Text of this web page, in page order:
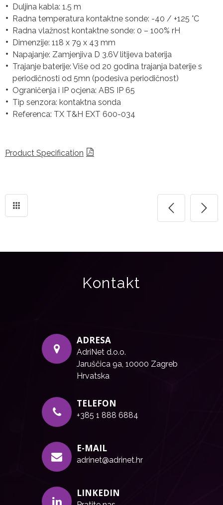
Duljina kabla: 1.5 m
Radna temperatura kontaktne sonde: -40 / +125 °C
Radna vlažnost kontaktne sonde: 0 – 100% rH
Dimenzije: 118 x 79 x 43 mm
Napajanje: Zamjenjiva D 3.6V litijeva baterija
Trajanje baterije: Više od 20 godina trajanja baterije s
periodičnosti od 5mn (podesiva periodičnost)
Ograničenja i IP ocjena: ABS IP 65
Tip senzora: kontaktna sonda
Referenca: TX T&H EXT 600-034
Product Specification
Kontakt
ADRESA
AdriNet d.o.o.
Jaruščica 9a, 10000 Zagreb
Hrvatska
TELEFON
+385 1 888 6884
E-MAIL
adrinet@adrinet.hr
LINKEDIN